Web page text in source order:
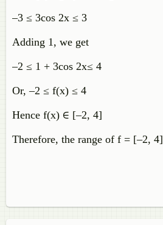
–3 ≤ 3cos 2x ≤ 3
Adding 1, we get
–2 ≤ 1 + 3cos 2x≤ 4
Or, –2 ≤ f(x) ≤ 4
Hence f(x) ∈ [–2, 4]
Therefore, the range of f = [–2, 4]